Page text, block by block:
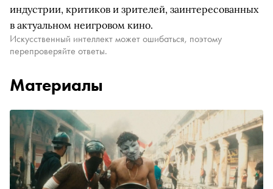
индустрии, критиков и зрителей, заинтересованных
в актуальном неигровом кино.
Искусственный интеллект может ошибаться, поэтому
перепроверяйте ответы.
Материалы